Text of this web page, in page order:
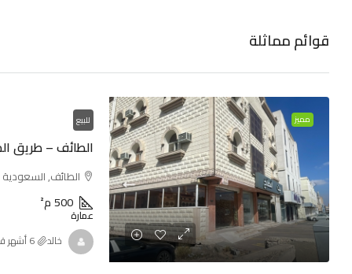
قوائم مماثلة
مميز للبيع
الطائف – طريق
الطائف, السعودية
500م²
عمارة
خالد